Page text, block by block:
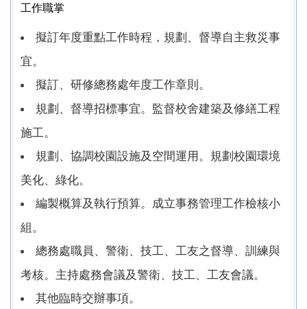
工作職掌
擬訂年度重點工作時程，規劃、督導自主救災事
宜。
擬訂、研修總務處年度工作章則。
規劃、督導招標事宜。監督校舍建築及修繕工程
施工。
規劃、協調校園設施及空間運用。規劃校園環境
美化、綠化。
編製概算及執行預算。成立事務管理工作檢核小
組。
總務處職員、警衛、技工、工友之督導、訓練與
考核。主持處務會議及警衛、技工、工友會議。
其他臨時交辦事項。